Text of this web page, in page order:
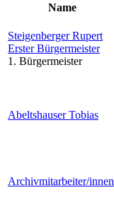
Name
Steigenberger Rupert
Erster Bürgermeister
1. Bürgermeister
Abeltshauser Tobias
Archivmitarbeiter/innen